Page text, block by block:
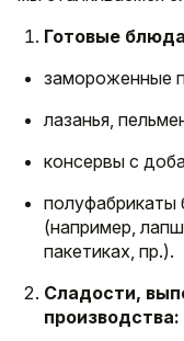
Готовые
замороженные
лазанья,
консервы с
полуфабрикаты
(например,
пакетиках, пр.).
Сладости,
производства: